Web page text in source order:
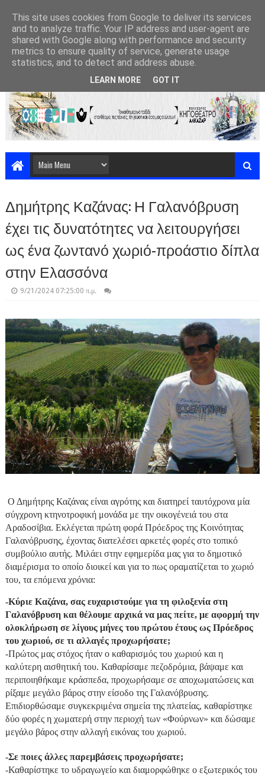
Δημήτρης Καζάνας: Η Γαλανόβρυση
έχει τις δυνατότητες να λειτουργήσει
ως ένα ζωντανό χωριό-προάστιο δίπλα
στην Ελασσόνα
9/21/2024 07:25:00 π.μ.
Ο Δημήτρης Καζάνας είναι αγρότης και διατηρεί ταυτόχρονα μία
σύγχρονη κτηνοτροφική μονάδα με την οικογένειά του στα
Αραδοσίβια. Εκλέγεται πρώτη φορά Πρόεδρος της Κοινότητας
Γαλανόβρυσης, έχοντας διατελέσει αρκετές φορές στο τοπικό
συμβούλιο αυτής. Μιλάει στην εφημερίδα μας για το δημοτικό
διαμέρισμα το οποίο διοικεί και για το πως οραματίζεται το χωριό
του, τα επόμενα χρόνια:
-Κύριε Καζάνα, σας ευχαριστούμε για τη φιλοξενία στη
Γαλανόβρυση και θέλουμε αρχικά να μας πείτε, με αφορμή την
ολοκλήρωση σε λίγους μήνες του πρώτου έτους ως Πρόεδρος
του χωριού, σε τι αλλαγές προχωρήσατε;
-Πρώτος μας στόχος ήταν ο καθαρισμός του χωριού και η
καλύτερη αισθητική του. Καθαρίσαμε πεζοδρόμια, βάψαμε και
περιποιηθήκαμε κράσπεδα, προχωρήσαμε σε αποχωματώσεις και
ρίξαμε μεγάλο βάρος στην είσοδο της Γαλανόβρυσης.
Επιδιορθώσαμε συγκεκριμένα σημεία της πλατείας, καθαρίστηκε
δύο φορές η χωματερή στην περιοχή των «Φούρνων» και δώσαμε
μεγάλο βάρος στην αλλαγή εικόνας του χωριού.
-Σε ποιες άλλες παρεμβάσεις προχωρήσατε;
-Καθαρίστηκε το υδραγωγείο και διαμορφώθηκε ο εξωτερικός του
This site uses cookies from Google to deliver its services
and to analyze traffic. Your IP address and user-agent are
shared with Google along with performance and security
metrics to ensure quality of service, generate usage
statistics, and to detect and address abuse.
LEARN MORE GOT IT